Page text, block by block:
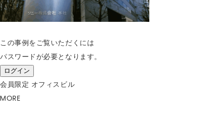
この事例をご覧いただくには
パスワードが必要となります。
ログイン
会員限定 オフィスビル
MORE